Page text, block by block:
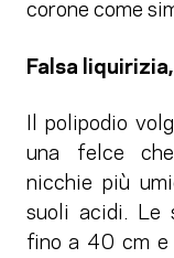
corone come
Falsa
Il polipodio
una felce
nicchie più
suoli acidi. Le
fino a 40 cm e